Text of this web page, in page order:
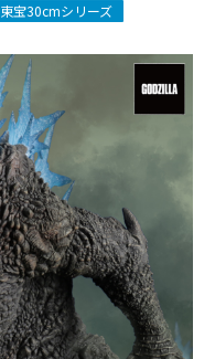
東宝30cmシリーズ